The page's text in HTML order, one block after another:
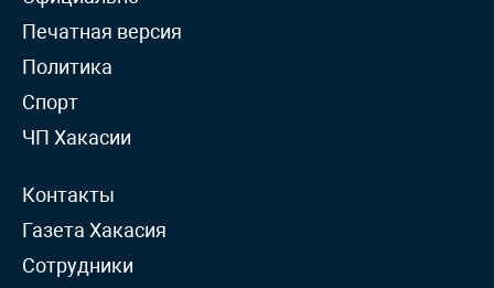
Печатная версия
Политика
Спорт
ЧП Хакасии
Контакты
Газета Хакасия
Сотрудники